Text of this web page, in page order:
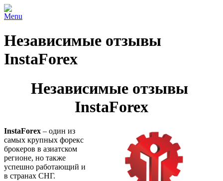
Menu
Независимые отзывы
InstaForex
Независимые отзывы
InstaForex
InstaForex – один из
самых крупных форекс
брокеров в азиатском
регионе, но также
успешно работающий и
в странах СНГ.